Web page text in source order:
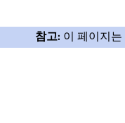
참고: 이 페이지는